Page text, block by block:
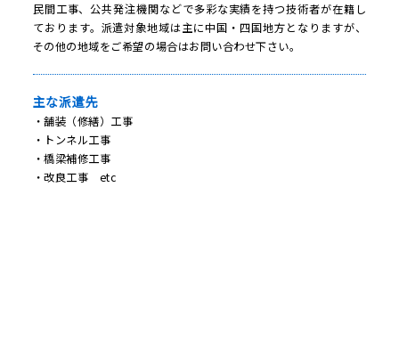
民間工事、公共発注機関などで多彩な実績を持つ技術者が在籍し
ております。派遣対象地域は主に中国・四国地方となりますが、
その他の地域をご希望の場合はお問い合わせ下さい。
主な派遣先
・舗装（修繕）工事
・トンネル工事
・橋梁補修工事
・改良工事 etc